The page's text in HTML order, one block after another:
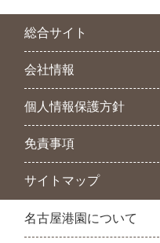
総合サイト
会社情報
個人情報保護方針
免責事項
サイトマップ
名古屋港園について